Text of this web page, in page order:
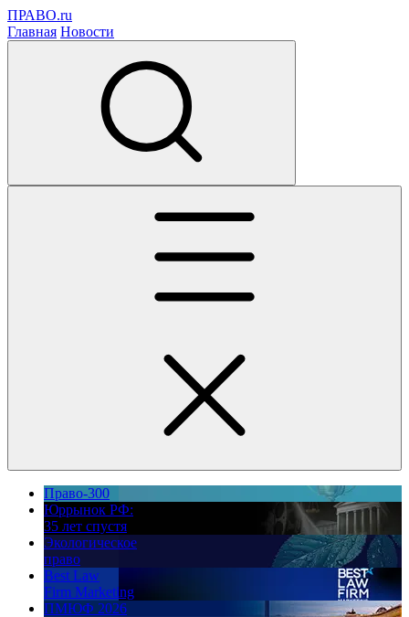
ПРАВО.ru
Главная Новости
Право-300
Юррынок РФ:
35 лет спустя
Экологическое
право
Best Law
Firm Marketing
ПМЮФ 2026